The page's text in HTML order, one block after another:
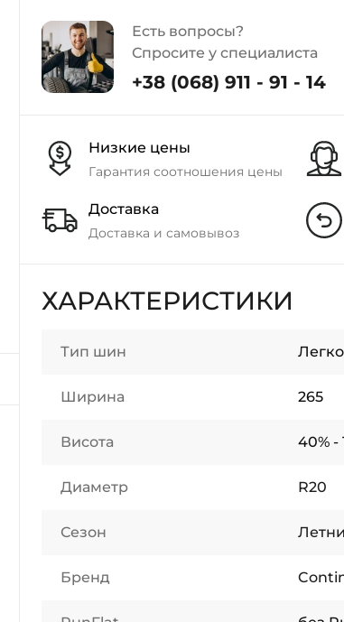
Есть вопросы?
Спросите у специалиста
+38 (068) 911 - 91 - 14
Низкие цены
Гарантия соотношения цены
Доставка
Доставка и самовывоз
ХАРАКТЕРИСТИКИ
Тип шин
Ширина 265
Висота 40% -
Диаметр R20
Сезон
Бренд